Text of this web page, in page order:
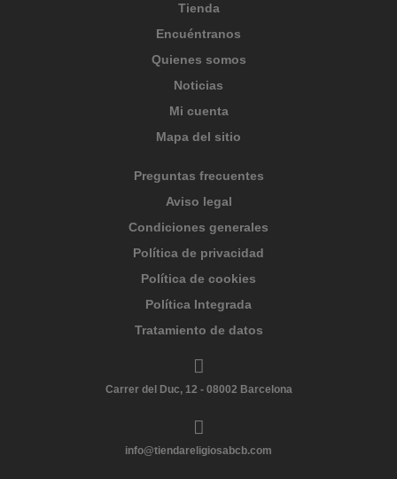
Tienda
Encuéntranos
Quienes somos
Noticias
Mi cuenta
Mapa del sitio
Preguntas frecuentes
Aviso legal
Condiciones generales
Política de privacidad
Política de cookies
Política Integrada
Tratamiento de datos
Carrer del Duc, 12 - 08002 Barcelona
info@tiendareligiosabcb.com